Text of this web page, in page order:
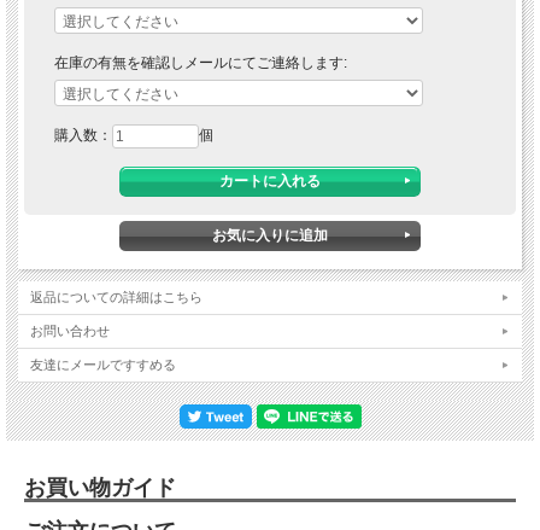
在庫の有無を確認しメールにてご連絡します:
購入数： 個
返品についての詳細はこちら
お問い合わせ
友達にメールですすめる
お買い物ガイド